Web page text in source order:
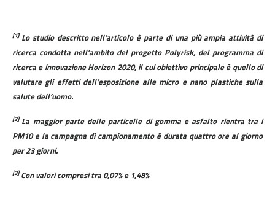
[1] Lo studio descritto nell’articolo è parte di una più ampia attività di
ricerca condotta nell’ambito del progetto Polyrisk, del programma di
ricerca e innovazione Horizon 2020, il cui obiettivo principale è quello di
valutare gli effetti dell’esposizione alle micro e nano plastiche sulla
salute dell’uomo.
[2] La maggior parte delle particelle di gomma e asfalto rientra tra i
PM10 e la campagna di campionamento è durata quattro ore al giorno
per 23 giorni.
[3]Con valori compresi tra 0,07% e 1,48%